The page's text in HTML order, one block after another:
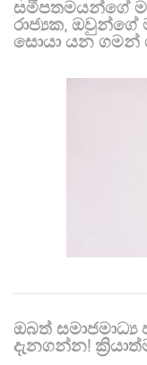
සමීපතමයන්ගේ
රාජ්‍යක,
සොයා යන ගමන්
ඔබත්
දැනගන්න!